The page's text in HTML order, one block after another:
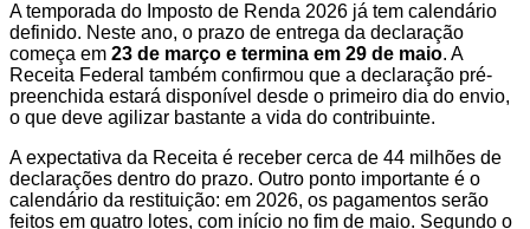
A temporada do Imposto de Renda 2026 já tem calendário
definido. Neste ano, o prazo de entrega da declaração
começa em 23 de março e termina em 29 de maio. A
Receita Federal também confirmou que a declaração pré-
preenchida estará disponível desde o primeiro dia do envio,
o que deve agilizar bastante a vida do contribuinte.
A expectativa da Receita é receber cerca de 44 milhões de
declarações dentro do prazo. Outro ponto importante é o
calendário da restituição: em 2026, os pagamentos serão
feitos em quatro lotes, com início no fim de maio. Segundo o